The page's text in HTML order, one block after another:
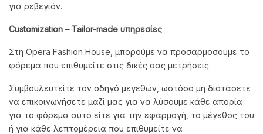
για ρεβεγιόν.
Customization – Tailor-made υπηρεσίες
Στη Opera Fashion House, μπορούμε να προσαρμόσουμε το
φόρεμα που επιθυμείτε στις δικές σας μετρήσεις.
Συμβουλευτείτε τον οδηγό μεγεθών, ωστόσο μη διστάσετε
να επικοινωνήσετε μαζί μας για να λύσουμε κάθε απορία
για το φόρεμα αυτό είτε για την εφαρμογή, το μέγεθός του
ή για κάθε λεπτομέρεια που επιθυμείτε να